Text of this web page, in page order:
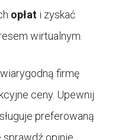
opłat i zyskać
wirtualnym.
firmę
ceny. Upewnij
preferowaną
sprawdź opinie